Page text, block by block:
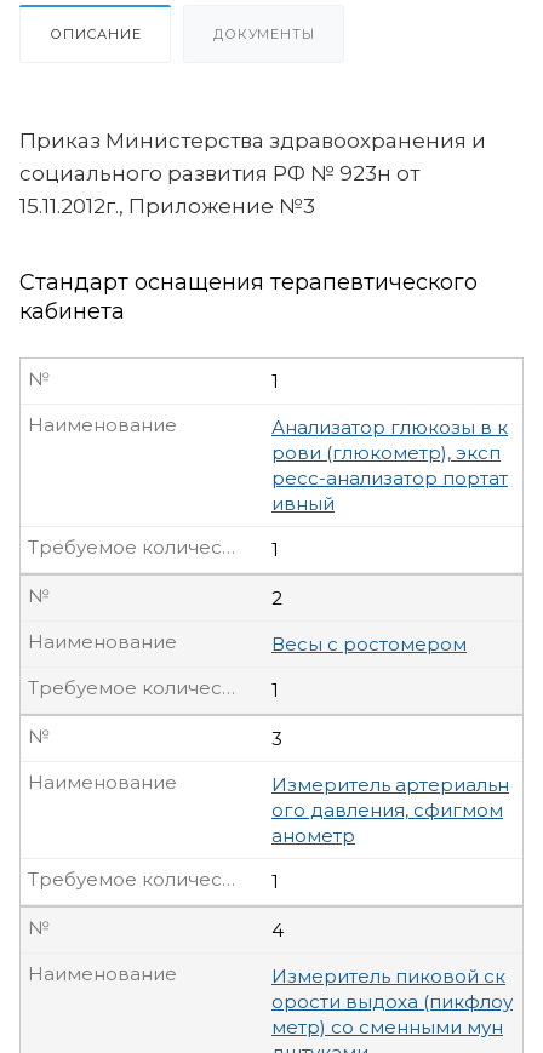
ОПИСАНИЕ ДОКУМЕНТЫ
Приказ Министерства здравоохранения и
социального развития РФ № 923н от
15.11.2012г., Приложение №3
Стандарт оснащения терапевтического
кабинета
1
№
Анализатор глюкозы в к
рови (глюкометр), эксп
ресс-анализатор портат
ивный
Наименование
1
Требуемое количество, шт
2
№
Весы с ростомером
Наименование
1
Требуемое количество, шт
3
№
Измеритель артериальн
ого давления, сфигмом
анометр
Наименование
1
Требуемое количество, шт
4
№
Измеритель пиковой ск
орости выдоха (пикфлоу
метр) со сменными мун
Наименование